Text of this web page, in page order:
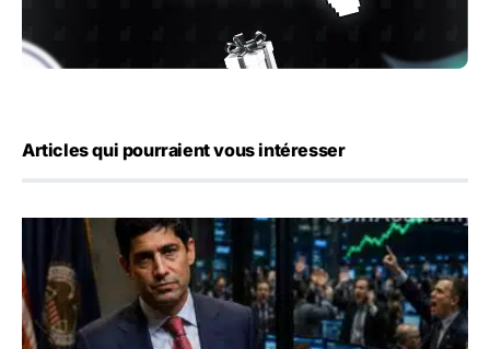
Articles qui pourraient vous intéresser
Emploi américain : 23 000 postes détruits en juillet, les